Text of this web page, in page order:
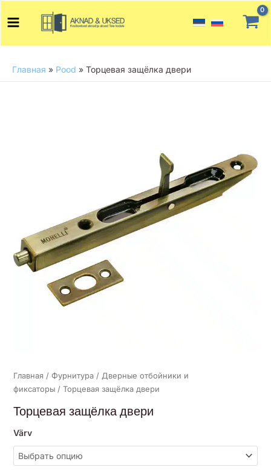
содержимому
Menu
Главная » Pood » Торцевая защёлка двери
Главная / Фурнитура/ Дверные отбойники и
фиксаторы/ Торцевая защёлка двери
Торцевая защёлка двери
Värv